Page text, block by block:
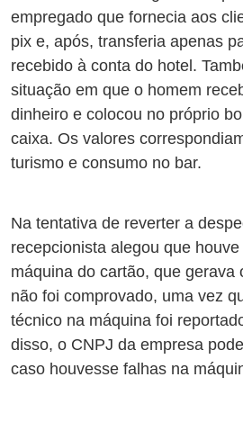
empregado que fornecia aos
pix e, após, transferia apenas
recebido à conta do hotel.
situação em que o homem
dinheiro e colocou no próprio
caixa. Os valores
turismo e consumo no bar.
Na tentativa de reverter a
recepcionista alegou que
máquina do cartão, que gerava
não foi comprovado, uma vez
técnico na máquina foi
disso, o CNPJ da empresa
caso houvesse falhas na